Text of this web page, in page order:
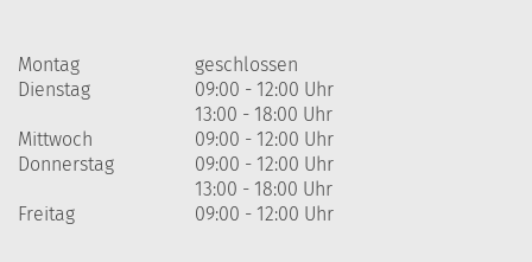
Montag
geschlossen
Dienstag
09:00 - 12:00 Uhr
13:00 - 18:00 Uhr
Mittwoch
09:00 - 12:00 Uhr
Donnerstag
09:00 - 12:00 Uhr
13:00 - 18:00 Uhr
Freitag
09:00 - 12:00 Uhr